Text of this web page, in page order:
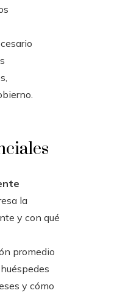
la
y con qué
promedio
y cómo